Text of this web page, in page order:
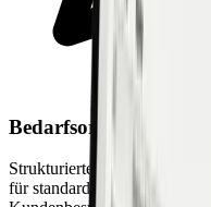
Bedarfsorientierte
Strukturierte Fragestellung
für standardisierte, qualitativ